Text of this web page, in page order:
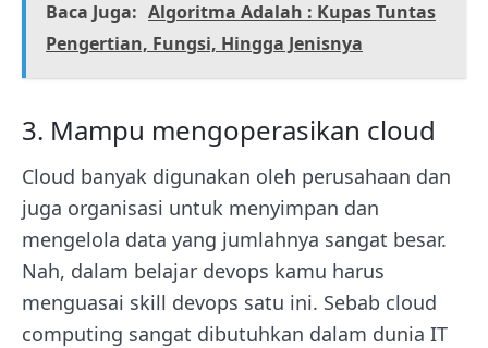
Baca Juga: Algoritma Adalah : Kupas Tuntas
Pengertian, Fungsi, Hingga Jenisnya
3. Mampu mengoperasikan cloud
Cloud banyak digunakan oleh perusahaan dan
juga organisasi untuk menyimpan dan
mengelola data yang jumlahnya sangat besar.
Nah, dalam belajar devops kamu harus
menguasai skill devops satu ini. Sebab cloud
computing sangat dibutuhkan dalam dunia IT